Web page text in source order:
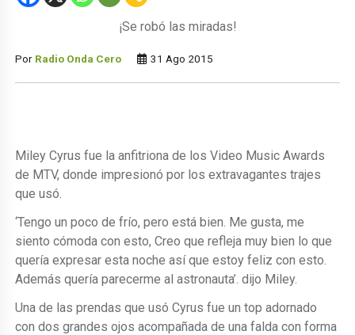
¡Se robó las miradas!
Por Radio Onda Cero 31 Ago 2015
Miley Cyrus fue la anfitriona de los Video Music Awards
de MTV, donde impresionó por los extravagantes trajes
que usó.
‘Tengo un poco de frío, pero está bien. Me gusta, me
siento cómoda con esto, Creo que refleja muy bien lo que
quería expresar esta noche así que estoy feliz con esto.
Además quería parecerme al astronauta’. dijo Miley.
Una de las prendas que usó Cyrus fue un top adornado
con dos grandes ojos acompañada de una falda con forma